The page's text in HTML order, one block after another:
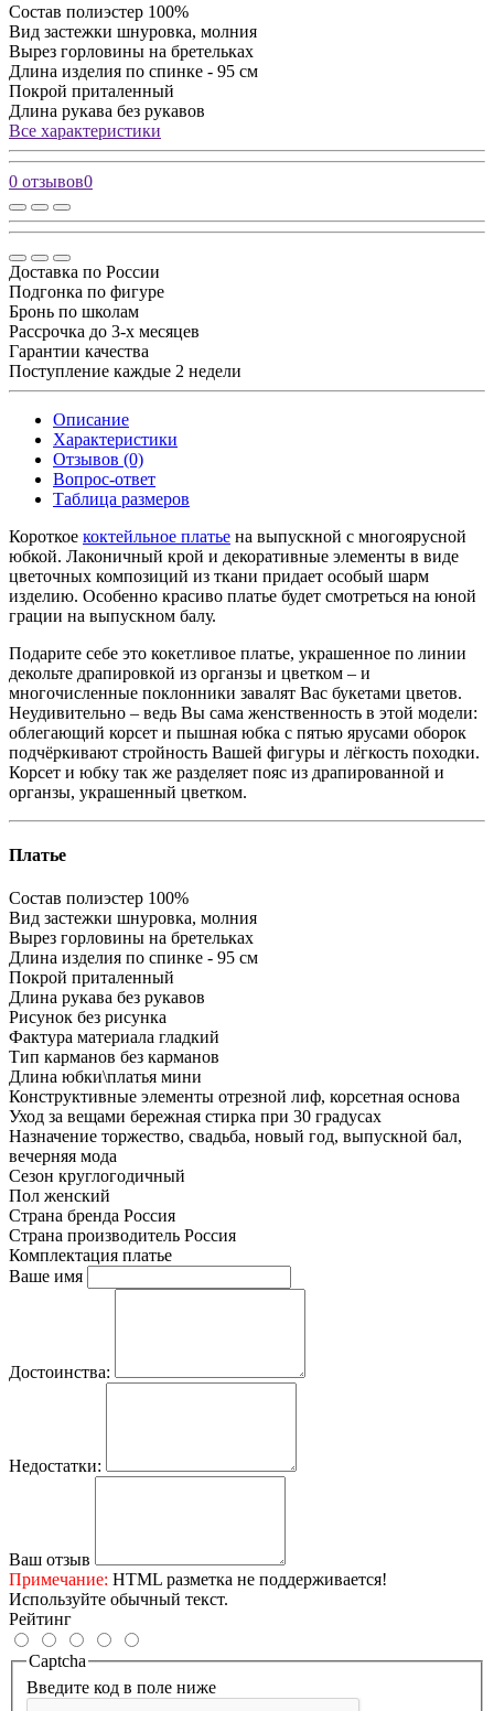
Состав полиэстер 100%
Вид застежки шнуровка, молния
Вырез горловины на бретельках
Длина изделия по спинке - 95 см
Покрой приталенный
Длина рукава без рукавов
Все характеристики
0 отзывов0
Доставка по России
Подгонка по фигуре
Бронь по школам
Рассрочка до 3-х месяцев
Гарантии качества
Поступление каждые 2 недели
Описание
Характеристики
Отзывов (0)
Вопрос-ответ
Таблица размеров
Короткое коктейльное платье на выпускной с многоярусной
юбкой. Лаконичный крой и декоративные элементы в виде
цветочных композиций из ткани придает особый шарм
изделию. Особенно красиво платье будет смотреться на юной
грации на выпускном балу.
Подарите себе это кокетливое платье, украшенное по линии
декольте драпировкой из органзы и цветком – и
многочисленные поклонники завалят Вас букетами цветов.
Неудивительно – ведь Вы сама женственность в этой модели:
облегающий корсет и пышная юбка с пятью ярусами оборок
подчёркивают стройность Вашей фигуры и лёгкость походки.
Корсет и юбку так же разделяет пояс из драпированной и
органзы, украшенный цветком.
Платье
Состав полиэстер 100%
Вид застежки шнуровка, молния
Вырез горловины на бретельках
Длина изделия по спинке - 95 см
Покрой приталенный
Длина рукава без рукавов
Рисунок без рисунка
Фактура материала гладкий
Тип карманов без карманов
Длина юбки\платья мини
Конструктивные элементы отрезной лиф, корсетная основа
Уход за вещами бережная стирка при 30 градусах
Назначение торжество, свадьба, новый год, выпускной бал,
вечерняя мода
Сезон круглогодичный
Пол женский
Страна бренда Россия
Страна производитель Россия
Комплектация платье
Ваше имя
Достоинства:
Недостатки:
Ваш отзыв
Примечание: HTML разметка не поддерживается!
Используйте обычный текст.
Рейтинг
Captcha
Введите код в поле ниже